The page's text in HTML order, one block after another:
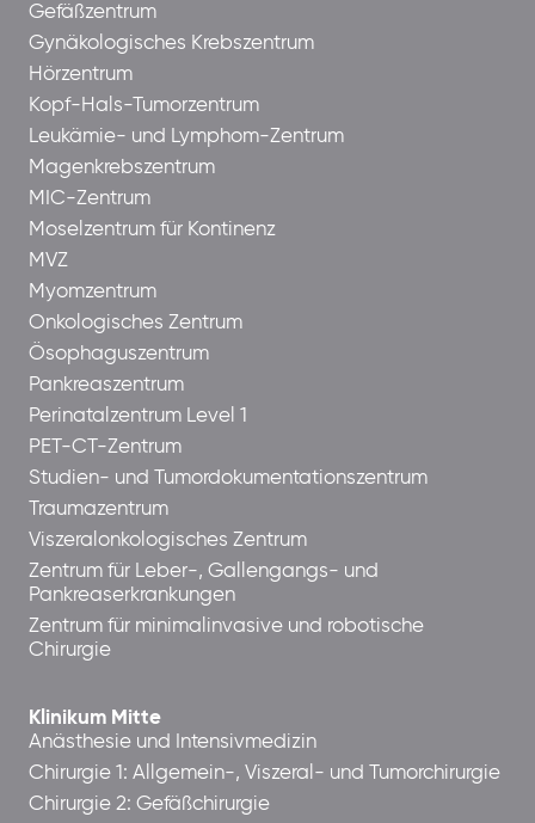
Gefäßzentrum
Gynäkologisches Krebszentrum
Hörzentrum
Kopf-Hals-Tumorzentrum
Leukämie- und Lymphom-Zentrum
Magenkrebszentrum
MIC-Zentrum
Moselzentrum für Kontinenz
MVZ
Myomzentrum
Onkologisches Zentrum
Ösophaguszentrum
Pankreaszentrum
Perinatalzentrum Level 1
PET-CT-Zentrum
Studien- und Tumordokumentationszentrum
Traumazentrum
Viszeralonkologisches Zentrum
Zentrum für Leber-, Gallengangs- und
Pankreaserkrankungen
Zentrum für minimalinvasive und robotische
Chirurgie
Klinikum Mitte
Anästhesie und Intensivmedizin
Chirurgie 1: Allgemein-, Viszeral- und Tumorchirurgie
Chirurgie 2: Gefäßchirurgie